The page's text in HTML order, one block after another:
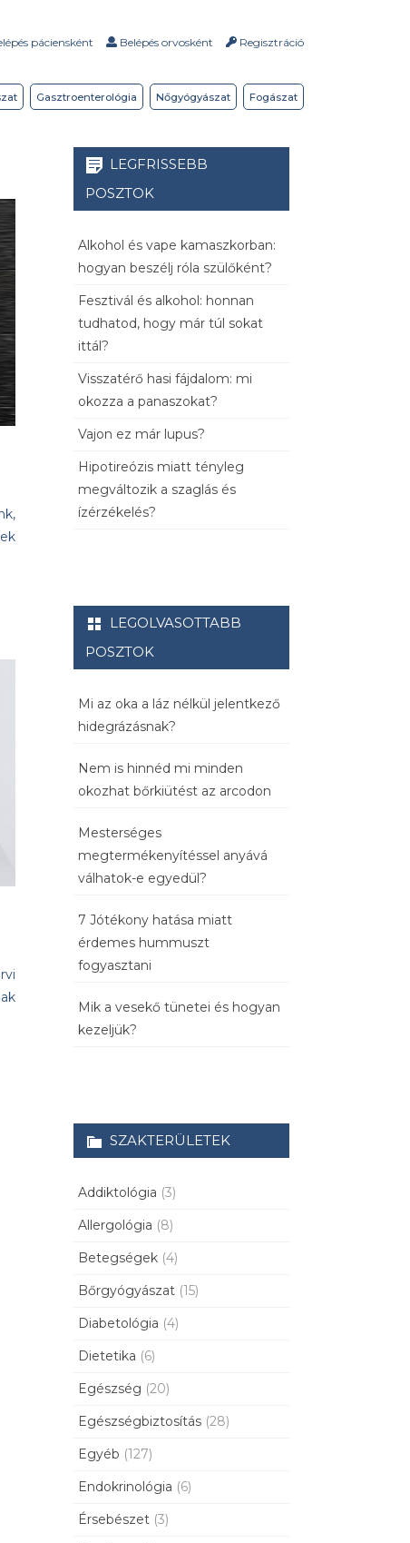
páciensként Belépés orvosként Regisztráció
Fogászat
Nőgyógyászat
Gasztroenterológia
LEGFRISSEBB
POSZTOK
Alkohol és vape kamaszkorban:
hogyan beszélj róla szülőként?
Fesztivál és alkohol: honnan
tudhatod, hogy már túl sokat
ittál?
Visszatérő hasi fájdalom: mi
okozza a panaszokat?
Vajon ez már lupus?
Hipotireózis miatt tényleg
megváltozik a szaglás és
ízérzékelés?
LEGOLVASOTTABB
POSZTOK
Mi az oka a láz nélkül jelentkező
hidegrázásnak?
Nem is hinnéd mi minden
okozhat bőrkiütést az arcodon
Mesterséges
megtermékenyítéssel anyává
válhatok-e egyedül?
7 Jótékony hatása miatt
érdemes hummuszt
fogyasztani
Mik a vesekő tünetei és hogyan
kezeljük?
SZAKTERÜLETEK
Addiktológia (3)
Allergológia (8)
Betegségek (4)
Bőrgyógyászat (15)
Diabetológia (4)
Dietetika (6)
Egészség (20)
Egészségbiztosítás (28)
Egyéb (127)
Endokrinológia (6)
Érsebészet (3)